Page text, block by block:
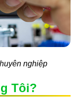
nghiệp
Tôi?